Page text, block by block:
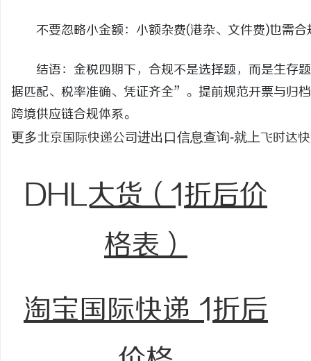
不要忽略小金额：小额杂费(港杂、文件费)也需合
结语：金税四期下，合规不是选择题，而是生存
据匹配、税率准确、凭证齐全”。提前规范开票与归
跨境供应链合规体系。
更多北京国际快递公司进出口信息查询-就上飞时达
DHL大货（1折后价
格表）
淘宝国际快递 1折后